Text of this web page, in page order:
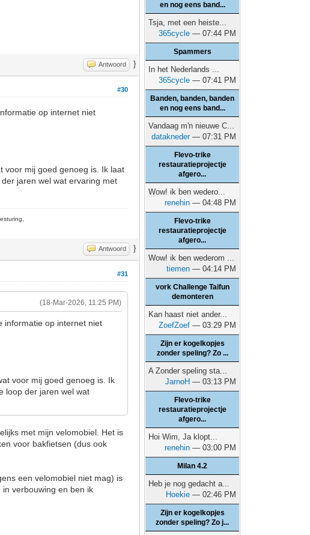
Antwoord }
#30
op internet niet
voor mij goed genoeg is. Ik laat
jaren wel wat ervaring met
Antwoord }
#31
(18-Mar-2026, 11:25 PM)
informatie op internet niet
voor mij goed genoeg is. Ik
loop der jaren wel wat
met mijn velomobiel. Het is
voor bakfietsen (dus ook
een velomobiel niet mag) is
verbouwing en ben ik
en nog eens band...
Tsja, met een heiste...
365cycle — 07:44 PM
Spammers
In het Nederlands ...
365cycle — 07:41 PM
Banden, banden, banden
en nog eens band...
Vandaag m'n nieuwe C...
datakneder— 07:31 PM
Flevo-trike
restauratieprojectje
afgero...
Wow! ik ben wedero...
renehin — 04:48 PM
Flevo-trike
restauratieprojectje
afgero...
Wow! ik ben wederom ...
tiemen — 04:14 PM
vork Challenge Taifun
demonteren
Kan haast niet ander...
ZoefZoef — 03:29 PM
Zijn er kogelkopjes
zonder speling? Zo ...
A Zonder speling sta...
JarnoH — 03:13 PM
Flevo-trike
restauratieprojectje
afgero...
Hoi Wim, Ja klopt...
renehin — 03:00 PM
Milan 4.2
Heb je nog gedacht a...
Hoekie — 02:46 PM
Zijn er kogelkopjes
zonder speling? Zo j...